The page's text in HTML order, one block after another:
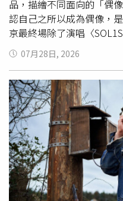
官學研單位，展示逾120
識別化技術，在兼顧個人
常狀況；透過AI動作分析
及跌倒風險預測；以及整
設備，自動蒐集生理資訊
展現我國智慧健康產業從
多元成果。國發會續指，
安全，必須建立屬於臺灣
此法務部正式啟動全臺首
畫」， 以「三年三階段」
化部署，形成完整的法務
算、資料湖管理及法務專
察、觀護、行政執行及政
1600萬件刑事、觀護及行
品，描繪不同面向的「偶
認自己之所以成為偶像，
京最終場除了演唱〈
〈Uni:verse〉等代表作品
〈鬼事〉。該曲同時擔任
季片頭曲，中島健人更親
命運低頭、勇敢前進的信
行編曲，展現不同以往的
中的和服造型登台，超強
嗨翻。隨著日本巡演正式
開個人首次亞洲巡演，前
出。其中萬眾矚目的台北
天登上Zepp New Taipei
吸引大批熱情歌迷，今年
07月28日, 2026